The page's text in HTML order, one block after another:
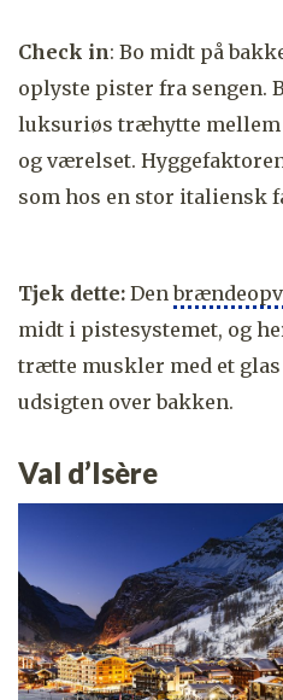
Check in: Bo midt på
oplyste pister fra sengen.
luksuriøs træhytte mellem
og værelset.
som hos en stor italiensk
Tjek dette: Den
midt i pistesystemet, og
trætte muskler med et glas
udsigten over bakken.
Val d’Isère